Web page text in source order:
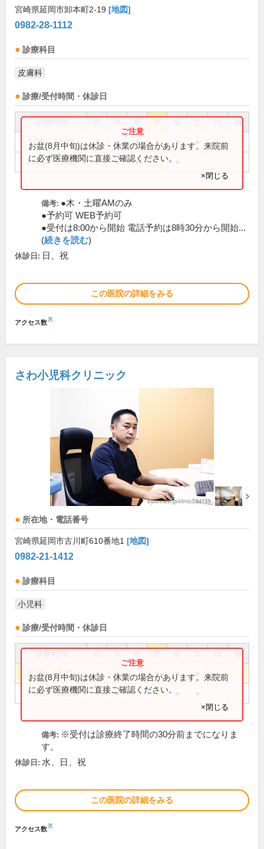
宮崎県延岡市卸本町2-19 [地図]
0982-28-1112
診療科目
皮膚科
診療/受付時間・休診日
祝
8:30～12:00 ● ● ● ● ●
14:00～17:30 ● ● ●
お盆(8月中旬)は休診・休業の場合があります。来院前
に必ず医療機関に直接ご確認ください。
×閉じる
備考: ●木・土曜AMのみ
●予約可 WEB予約可
●受付は8:00から開始 電話予約は8時30分から開始...
(続きを読む)
休診日: 日、祝
この医院の詳細をみる
アクセス数※
さわ小児科クリニック
所在地・電話番号
宮崎県延岡市古川町610番地1 [地図]
0982-21-1412
診療科目
小児科
診療/受付時間・休診日
祝
8:30～12:30 ● ● ● ●
14:00～18:00 ● ● ●
お盆(8月中旬)は休診・休業の場合があります。来院前
に必ず医療機関に直接ご確認ください。
×閉じる
備考: ※受付は診療終了時間の30分前までになりま
す。
休診日: 水、日、祝
この医院の詳細をみる
アクセス数※